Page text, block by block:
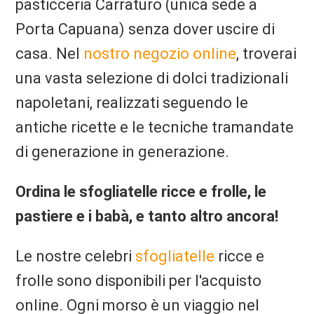
pasticceria Carraturo (unica sede a
Porta Capuana) senza dover uscire di
casa. Nel nostro negozio online, troverai
una vasta selezione di dolci tradizionali
napoletani, realizzati seguendo le
antiche ricette e le tecniche tramandate
di generazione in generazione.
Ordina le sfogliatelle ricce e frolle, le
pastiere e i babà, e tanto altro ancora!
Le nostre celebri sfogliatelle ricce e
frolle sono disponibili per l'acquisto
online. Ogni morso è un viaggio nel